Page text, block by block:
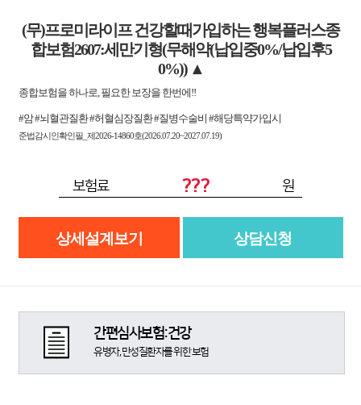
(무)프로미라이프 건강할때가입하는 행복플러스종
합보험2607:세만기형(무해약(납입중0%/납입후5
0%)) ▲
종합보험을 하나로, 필요한 보장을 한번에!!
#암 #뇌혈관질환 #허혈심장질환 #질병수술비 #해당특약가입시
준법감시인확인필_제2026-14860호(2026.07.20~2027.07.19)
보험료 ??? 원
상세설계보기 상담신청
간편심사보험:건강
유병자, 만성질환자를 위한 보험